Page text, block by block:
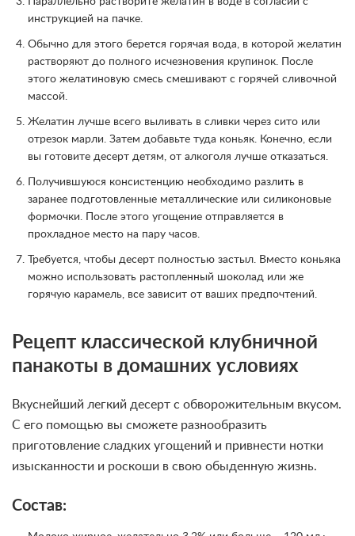
инструкцией на пачке.
Обычно для этого берется горячая вода, в которой желатин
растворяют до полного исчезновения крупинок. После
этого желатиновую смесь смешивают с горячей сливочной
массой.
Желатин лучше всего выливать в сливки через сито или
отрезок марли. Затем добавьте туда коньяк. Конечно, если
вы готовите десерт детям, от алкоголя лучше отказаться.
Получившуюся консистенцию необходимо разлить в
заранее подготовленные металлические или силиконовые
формочки. После этого угощение отправляется в
прохладное место на пару часов.
Требуется, чтобы десерт полностью застыл. Вместо коньяка
можно использовать растопленный шоколад или же
горячую карамель, все зависит от ваших предпочтений.
Рецепт классической клубничной
панакоты в домашних условиях
Вкуснейший легкий десерт с обворожительным вкусом.
С его помощью вы сможете разнообразить
приготовление сладких угощений и привнести нотки
изысканности и роскоши в свою обыденную жизнь.
Состав: